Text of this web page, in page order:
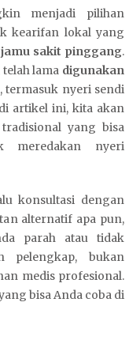
menjadi pilihan
kearifan lokal yang
sakit pinggang.
lama digunakan
termasuk nyeri sendi
di artikel ini, kita akan
yang bisa
meredakan nyeri
konsultasi dengan
alternatif apa pun,
parah atau tidak
pelengkap, bukan
medis profesional.
bisa Anda coba di